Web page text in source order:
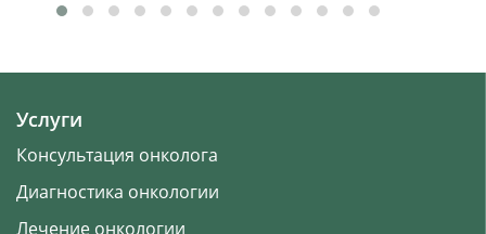
Услуги
Консультация онколога
Диагностика онкологии
Лечение онкологии